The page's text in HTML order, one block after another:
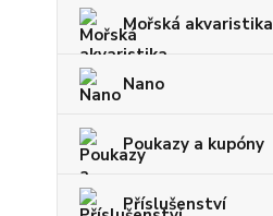
Mořská akvaristika
Nano
Poukazy a kupóny
Příslušenství